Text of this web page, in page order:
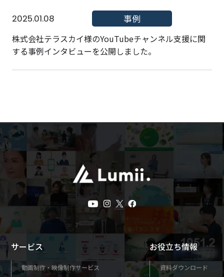
2025.01.08
事例
株式会社テラスカイ様のYouTubeチャンネル支援に関
する事例インタビューを公開しました。
サービス
動画制作・映像制作サービス
お役立ち情報
資料ダウンロード